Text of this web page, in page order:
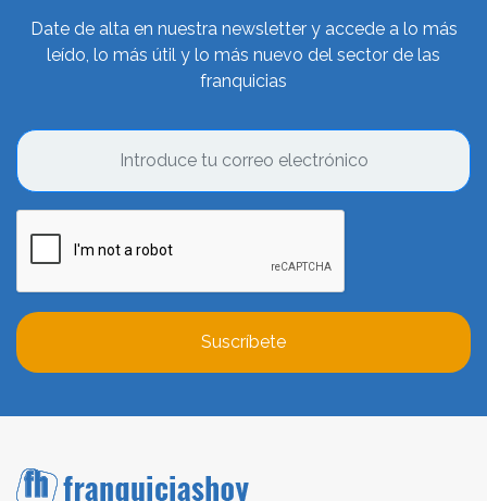
Date de alta en nuestra newsletter y accede a lo más
leído, lo más útil y lo más nuevo del sector de las
franquicias
Suscríbete